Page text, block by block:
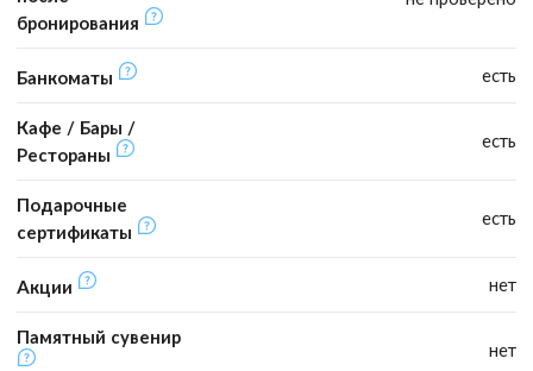
бронирования
Банкоматы есть
Кафе / Бары /
Рестораны
есть
Подарочные
сертификаты
есть
Акции нет
Памятный сувенир
нет